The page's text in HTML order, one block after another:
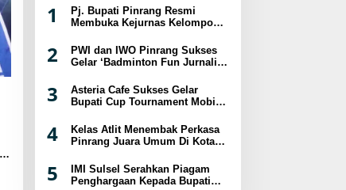
1
Pj. Bupati Pinrang Resmi
Membuka Kejurnas Kelompok
Tahun 2024
2
PWI dan IWO Pinrang Sukses
Gelar ‘Badminton Fun Jurnalis
3
Asteria Cafe Sukses Gelar
Bupati Cup Tournament Mobile
Juta
4
Kelas Atlit Menembak Perkasa
Pinrang Juara Umum Di Kota
5
IMI Sulsel Serahkan Piagam
Penghargaan Kepada Bupati